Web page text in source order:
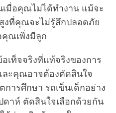
มื่อคุณไม่ได้ทำงาน แม้จะ
งที่คุณจะไม่รู้สึกปลอดภัย
คุณเพิ่งมีลูก
ท็จจริงที่แท้จริงของการ
ละคุณอาจต้องตัดสินใจ
ารศึกษา รถเข็นเด็กอย่าง
ดาห์ ตัดสินใจเลือกด้วยกัน